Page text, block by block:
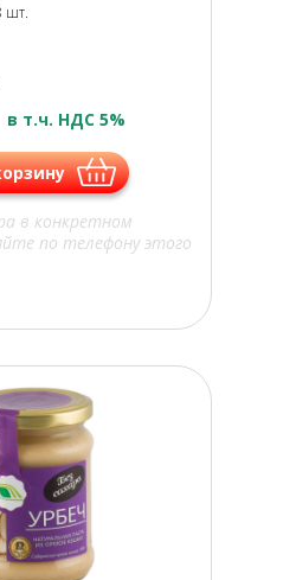
шт.
в т.ч. НДС 5%
в конкретном
по телефону этого